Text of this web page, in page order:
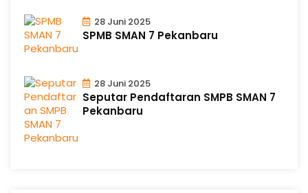
28 Juni 2025
SPMB SMAN 7 Pekanbaru
28 Juni 2025
Seputar Pendaftaran SMPB SMAN 7
Pekanbaru